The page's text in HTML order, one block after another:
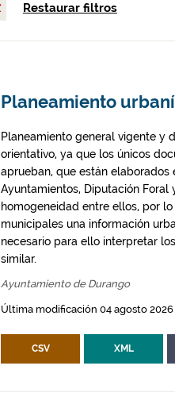
Restaurar filtros
Planeamiento
Planeamiento general vigente y
orientativo, ya que los únicos
aprueban, que están
Ayuntamientos, Diputación Foral
homogeneidad entre ellos, por
municipales una información
necesario para ello interpretar
similar.
Ayuntamiento de Durango
Última modificación 04 agosto 2026
CSV XML